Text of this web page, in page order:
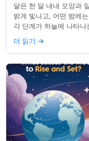
달은 한 달 내내 모양과
밝게 빛나고, 어떤 밤에
각 단계가 하늘에 나타
가 아닙니다. 사실 그 타...
더 읽기 →